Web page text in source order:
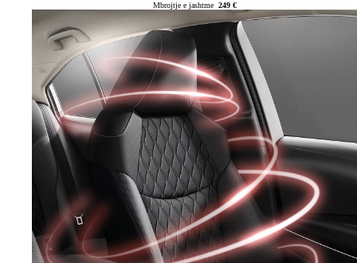
Mbrojtje e jashtme 249 €